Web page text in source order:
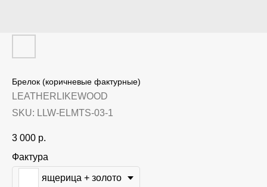
Брелок (коричневые фактурные)
LEATHERLIKEWOOD
SKU: LLW-ELMTS-03-1
3 000 р.
Фактура
ящерица + золото